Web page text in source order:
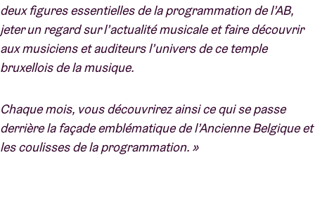
deux figures essentielles de la programmation de l’AB,
jeter un regard sur l’actualité musicale et faire découvrir
aux musiciens et auditeurs l’univers de ce temple
bruxellois de la musique.
Chaque mois, vous découvrirez ainsi ce qui se passe
derrière la façade emblématique de l’Ancienne Belgique et
les coulisses de la programmation. »